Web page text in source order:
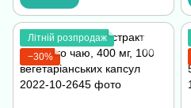
Літній розпродаж
−30%